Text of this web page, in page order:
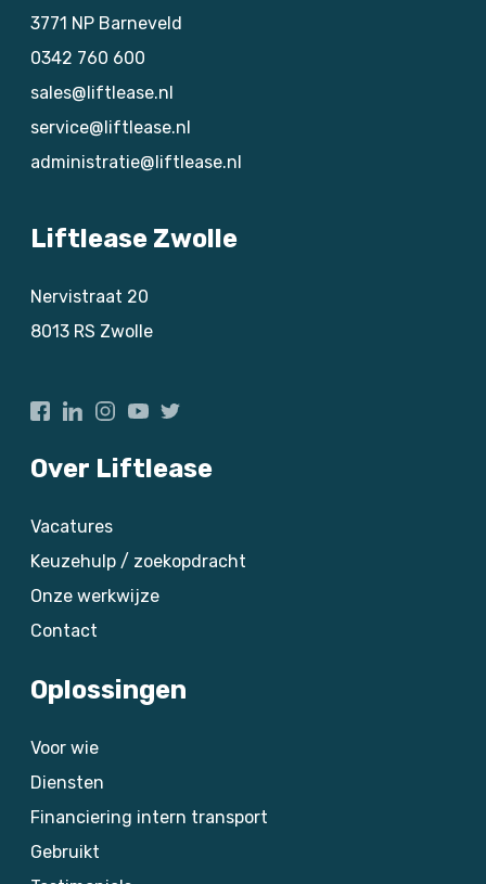
3771 NP Barneveld
0342 760 600
sales@liftlease.nl
service@liftlease.nl
administratie@liftlease.nl
Liftlease Zwolle
Nervistraat 20
8013 RS Zwolle
Over Liftlease
Vacatures
Keuzehulp / zoekopdracht
Onze werkwijze
Contact
Oplossingen
Voor wie
Diensten
Financiering intern transport
Gebruikt